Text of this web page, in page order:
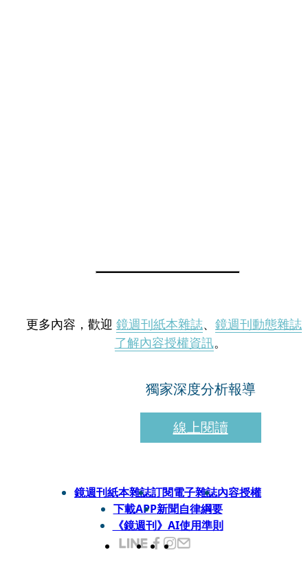
更多內容，歡迎 鏡週刊紙本雜誌、 鏡週刊動態雜誌
了解內容授權資訊。
獨家深度分析報導
線上閱讀
鏡週刊紙本雜誌訂閱電子雜誌內容授權
下載APP新聞自律綱要
《鏡週刊》AI使用準則